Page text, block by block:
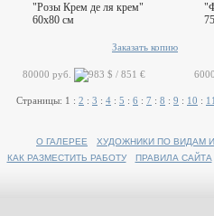
"Розы Крем де ля крем"
60x80 см
Заказать копию
80000 руб.
Страницы: 1 : 2 : 3 : 4 : 5 : 6 : 7 : 8 : 9 : 10 :
О ГАЛЕРЕЕ
ХУДОЖНИКИ ПО ВИДАМ
КАК РАЗМЕСТИТЬ РАБОТУ
ПРАВИЛА САЙТА